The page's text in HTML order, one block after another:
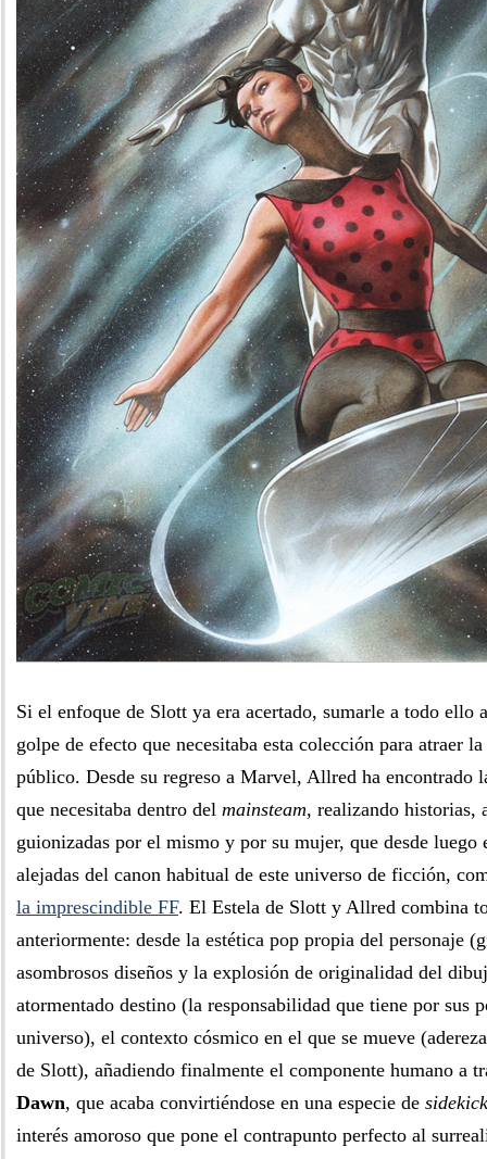
Si el enfoque de Slott ya era acertado, sumarle a todo ello
golpe de efecto que necesitaba esta colección para atraer
público. Desde su regreso a Marvel, Allred ha encontrado
que necesitaba dentro del mainsteam, realizando historias,
guionizadas por el mismo y por su mujer, que desde luego
alejadas del canon habitual de este universo de ficción,
la imprescindible FF. El Estela de Slott y Allred combina
anteriormente: desde la estética pop propia del personaje
asombrosos diseños y la explosión de originalidad del
atormentado destino (la responsabilidad que tiene por sus
universo), el contexto cósmico en el que se mueve
de Slott), añadiendo finalmente el componente humano a
Dawn, que acaba convirtiéndose en una especie de sidekick
interés amoroso que pone el contrapunto perfecto al